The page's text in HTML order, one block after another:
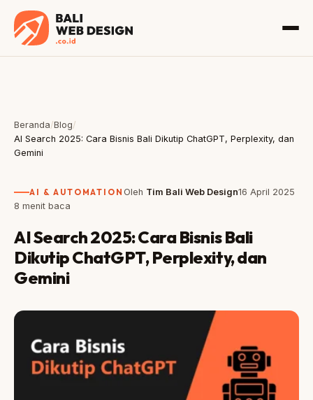
Beranda/Blog/
AI Search 2025: Cara Bisnis Bali Dikutip ChatGPT, Perplexity, dan
Gemini
AI & AUTOMATION Oleh Tim Bali Web Design16 April 2025
8 menit baca
AI Search 2025: Cara Bisnis Bali
Dikutip ChatGPT, Perplexity, dan
Gemini